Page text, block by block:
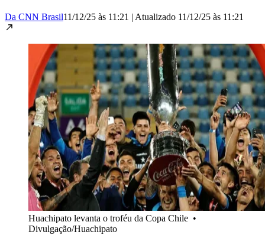
Da CNN Brasil11/12/25 às 11:21 | Atualizado 11/12/25 às 11:21
Huachipato levanta o troféu da Copa Chile •
Divulgação/Huachipato